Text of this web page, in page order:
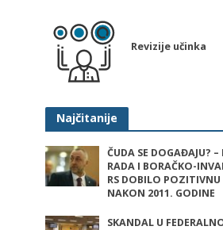
Revizije učinka
Najčitanije
ČUDA SE DOGAĐAJU?
RADA I BORAČKO-
RS DOBILO POZITIVNU
NAKON 2011. GODINE
SKANDAL U